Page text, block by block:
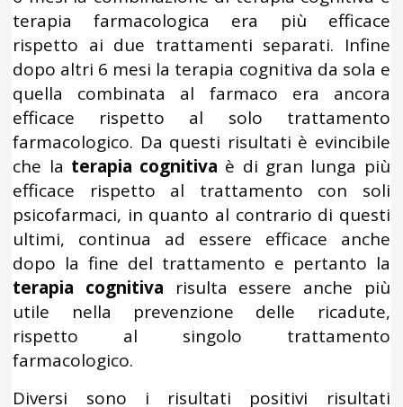
terapia farmacologica era più efficace
rispetto ai due trattamenti separati. Infine
dopo altri 6 mesi la terapia cognitiva da sola e
quella combinata al farmaco era ancora
efficace rispetto al solo trattamento
farmacologico. Da questi risultati è evincibile
che la terapia cognitiva è di gran lunga più
efficace rispetto al trattamento con soli
psicofarmaci, in quanto al contrario di questi
ultimi, continua ad essere efficace anche
dopo la fine del trattamento e pertanto la
terapia cognitiva risulta essere anche più
utile nella prevenzione delle ricadute,
rispetto al singolo trattamento
farmacologico.
Diversi sono i risultati positivi risultati